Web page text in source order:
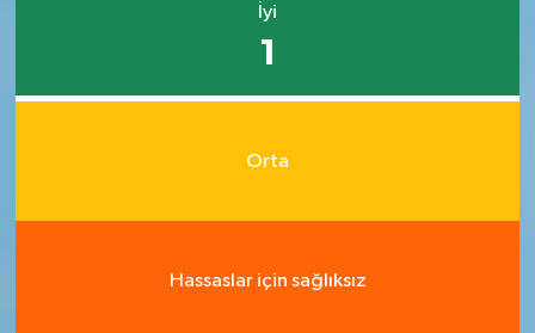
İyi
1
Orta
Hassaslar için sağlıksız